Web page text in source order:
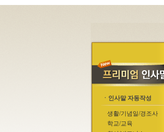
ㆍ인사말 자동작성
생활/기념일/경조사
학교/교육